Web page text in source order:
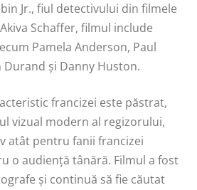
Jr., fiul detectivului din filmele
Schaffer, filmul include
Pamela Anderson, Paul
Durand și Danny Huston.
francizei este păstrat,
vizual modern al regizorului,
atât pentru fanii francizei
o audiență tânără. Filmul a fost
și continuă să fie căutat